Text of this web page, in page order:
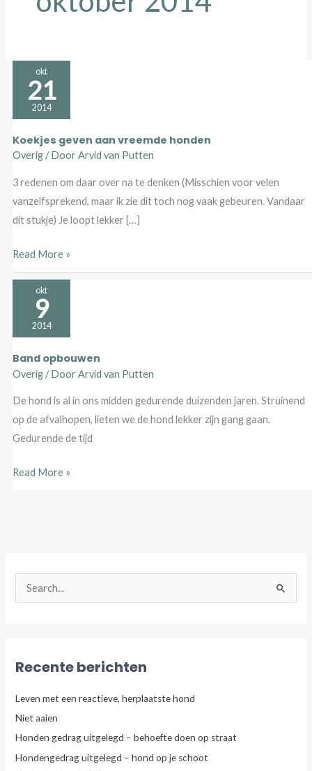
okt
21
2014
Koekjes geven aan vreemde honden
Overig/ DoorArvid van Putten
3 redenen om daar over na te denken (Misschien voor velen
vanzelfsprekend, maar ik zie dit toch nog vaak gebeuren. Vandaar
dit stukje) Je loopt lekker […]
Koekjes
geven
honden
Read More »
okt
9
2014
Band opbouwen
Overig/ DoorArvid van Putten
De hond is al in ons midden gedurende duizenden jaren. Struinend
op de afvalhopen, lieten we de hond lekker zijn gang gaan.
Gedurende de tijd
opbouwen
Read More »
n
a
r
Recente berichten
Leven met een reactieve, herplaatste hond
Niet aaien
Honden gedrag uitgelegd – behoefte doen op straat
Hondengedrag uitgelegd – hond op je schoot